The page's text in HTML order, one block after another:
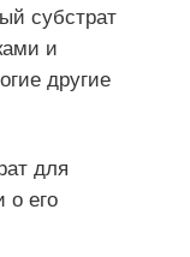
субстрат
и
другие
для
о его